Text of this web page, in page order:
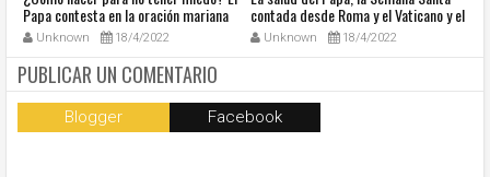
Papa contesta en la oración mariana
de este lunes en la Plaza de San
Pedro
Unknown 18/4/2022
contada desde Roma y el Vaticano y el
resumen de noticias en audio
Unknown 18/4/2022
PUBLICAR UN COMENTARIO
Blogger Facebook